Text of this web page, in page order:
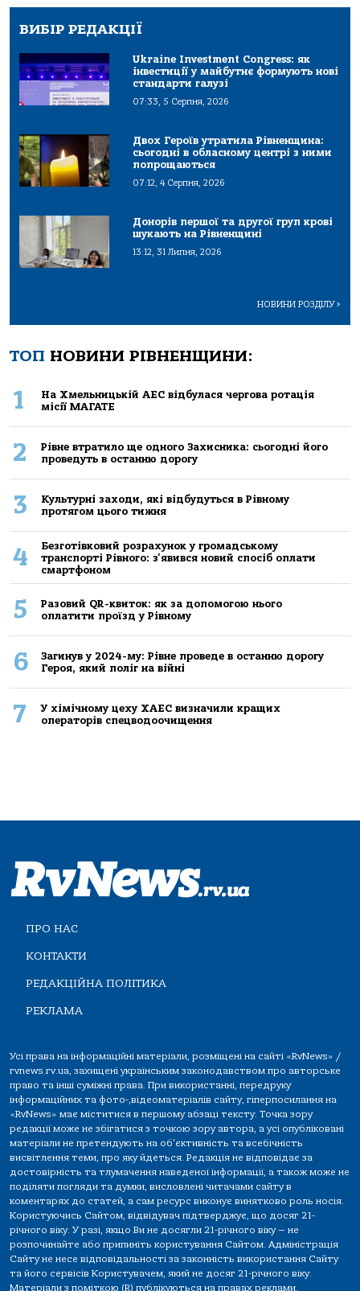
ВИБІР РЕДАКЦІЇ
Ukraine Investment Congress: як
інвестиції у майбутнє формують нові
стандарти галузі
07:33, 5 Серпня, 2026
Двох Героїв утратила Рівненщина:
сьогодні в обласному центрі з ними
попрощаються
07:12, 4 Серпня, 2026
Донорів першої та другої груп крові
шукають на Рівненщині
13:12, 31 Липня, 2026
НОВИНИ РОЗДІЛУ>
ТОП НОВИНИ РІВНЕНЩИНИ:
1
На Хмельницькій АЕС відбулася чергова ротація
місії МАГАТЕ
2
Рівне втратило ще одного Захисника: сьогодні його
проведуть в останню дорогу
3
Культурні заходи, які відбудуться в Рівному
протягом цього тижня
4
Безготівковий розрахунок у громадському
транспорті Рівного: з'явився новий спосіб оплати
смартфоном
5
Разовий QR-квиток: як за допомогою нього
оплатити проїзд у Рівному
6
Загинув у 2024-му: Рівне проведе в останню дорогу
Героя, який поліг на війні
7
У хімічному цеху ХАЕС визначили кращих
операторів спецводоочищення
ПРО НАС
КОНТАКТИ
РЕДАКЦІЙНА ПОЛІТИКА
РЕКЛАМА
Усі права на інформаційні матеріали, розміщені на сайті «RvNews» /
rvnews.rv.ua, захищені українським законодавством про авторське
право та інші суміжні права. При використанні, передруку
інформаційних та фото-,відеоматеріалів сайту, гіперпосилання на
«RvNews» має міститися в першому абзаці тексту. Точка зору
редакції може не збігатися з точкою зору автора, а усі опубліковані
матеріали не претендують на об'єктивність та всебічність
висвітлення теми, про яку йдеться. Редакція не відповідає за
достовірність та тлумачення наведеної інформації, а також може не
поділяти погляди та думки, висловлені читачами сайту в
коментарях до статей, а сам ресурс виконує винятково роль носія.
Користуючись Сайтом, відвідувач підтверджує, що досяг 21-
річного віку. У разі, якщо Ви не досягли 21-річного віку — не
розпочинайте або припиніть користування Сайтом. Адміністрація
Сайту не несе відповідальності за законність використання Сайту
та його сервісів Користувачем, який не досяг 21-річного віку.
Матеріали з поміткою (R) публікуються на правах реклами.